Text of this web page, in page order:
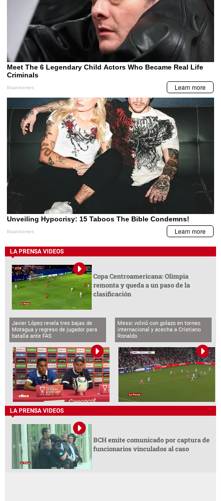
LA PRENSA VIDEOS
Copa Centroamericana: Olimpia
remonta y queda a un paso de la
clasificación
Javier López revela tres bajas de
Motagua y regreso de jugador para
batalla ante FAS
Messi volvió con golazo en torneo
internacional y acecha a Cristiano
Ronaldo
LA PRENSA VIDEOS
BCH emite comunicado por captura de
funcionarios vinculados al caso